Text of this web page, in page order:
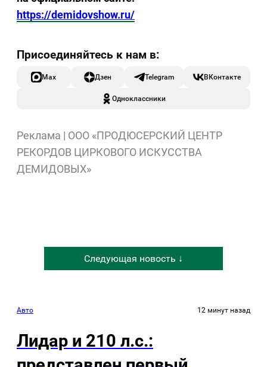
https://demidovshow.ru/
Max Дзен Telegram ВКонтакте
Одноклассники
Реклама | ООО «ПРОДЮСЕРСКИЙ ЦЕНТР
РЕКОРДОВ ЦИРКОВОГО ИСКУССТВА
ДЕМИДОВЫХ»
Следующая новость ↓
Авто 12 минут назад
Лидар и 210 л.с.: